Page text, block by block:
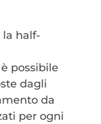
la half-
possibile
dagli
da
per ogni